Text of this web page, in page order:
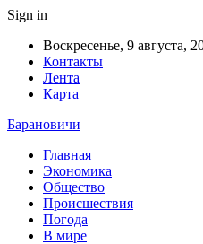
Sign in
Воскресенье, 9 августа,
Контакты
Лента
Карта
Барановичи
Главная
Экономика
Общество
Происшествия
Погода
В мире